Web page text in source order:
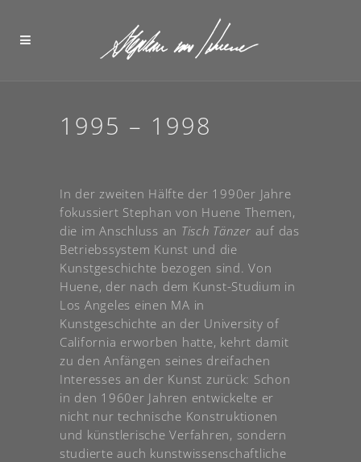
1995 – 1998
In der zweiten Hälfte der 1990er Jahre
fokussiert Stephan von Huene Themen,
die im Anschluss an Tisch Tänzer auf das
Betriebssystem Kunst und die
Kunstgeschichte bezogen sind. Von
Huene, der nach dem Kunst-Studium in
Los Angeles einen MA in
Kunstgeschichte an der University of
California erworben hatte, kehrt damit
zu den Anfängen seines dreifachen
Interesses an der Kunst zurück: Schon
in den 1960er Jahren entwickelte er
nicht nur technische Konstruktionen
und künstlerische Verfahren, sondern
studierte auch kunstwissenschaftliche